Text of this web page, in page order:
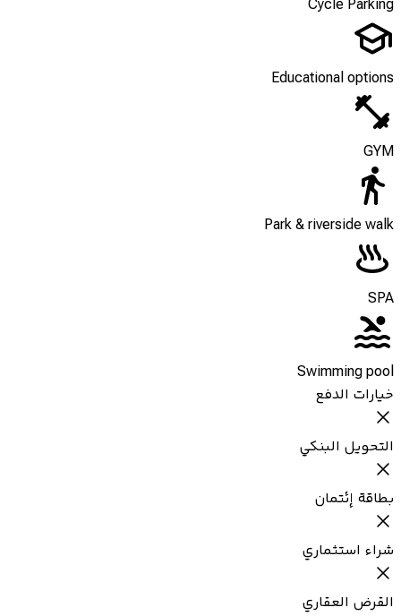
Cycle Parking
Educational options
GYM
Park & riverside walk
SPA
Swimming pool
خيارات الدفع
التحويل البنكي
بطاقة إئتمان
شراء استثماري
القرض العقاري